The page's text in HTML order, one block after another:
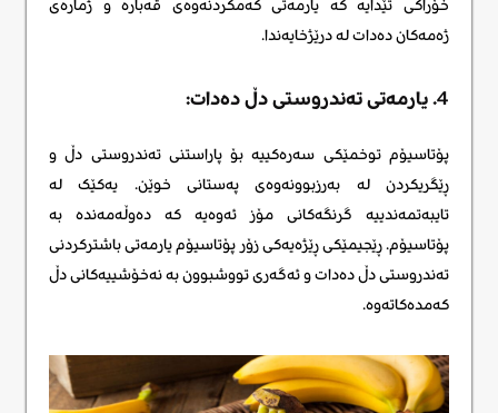
خۆراکی تێدایە کە یارمەتی کەمکردنەوەی قەبارە و ژمارەی
ژەمەکان دەدات لە درێژخایەندا.
4. یارمەتی تەندروستی دڵ دەدات:
پۆتاسیۆم توخمێکی سەرەکییە بۆ پاراستنی تەندروستی دڵ و
ڕێگریکردن لە بەرزبوونەوەی پەستانی خوێن. یەکێک لە
تایبەتمەندییە گرنگەکانی مۆز ئەوەیە کە دەوڵەمەندە بە
پۆتاسیۆم. ڕێجیمێکی ڕێژەیەکی زۆر پۆتاسیۆم یارمەتی باشترکردنی
تەندروستی دڵ دەدات و ئەگەری تووشبوون بە نەخۆشییەکانی دڵ
کەمدەکاتەوە.